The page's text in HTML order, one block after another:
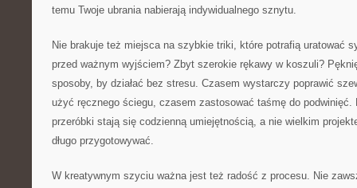
temu Twoje ubrania nabierają indywidualnego sznytu.
Nie brakuje też miejsca na szybkie triki, które potrafią uratować
przed ważnym wyjściem? Zbyt szerokie rękawy w koszuli?
sposoby, by działać bez stresu. Czasem wystarczy poprawić
użyć ręcznego ściegu, czasem zastosować taśmę do podwinięć.
przeróbki stają się codzienną umiejętnością, a nie wielkim
długo przygotowywać.
W kreatywnym szyciu ważna jest też radość z procesu. Nie